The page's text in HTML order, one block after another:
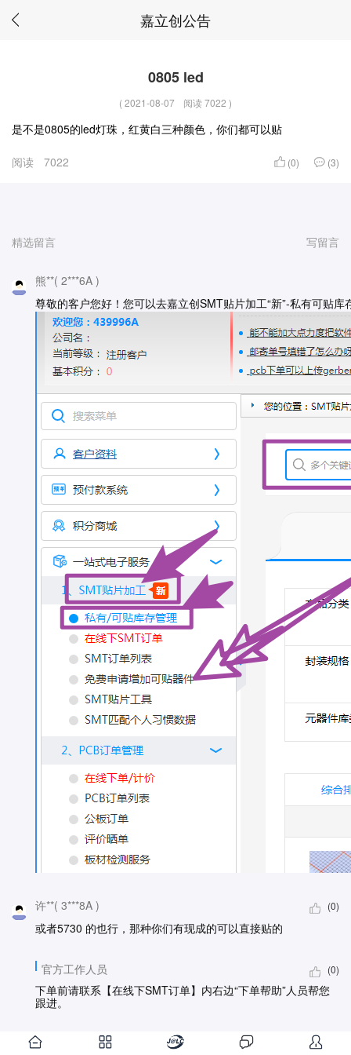
嘉立创公告
0805 led
(2021-08-07 阅读 7022 )
是不是0805的led灯珠，红黄白三种颜色，你们都可以贴
阅读 7022 (0) (3)
精选留言 写留言
熊**( 2***6A )
尊敬的客户您好！您可以去嘉立创SMT贴片加工“新”-私有可贴
许**( 3***8A ) (0)
或者5730 的也行，那种你们有现成的可以直接贴的
官方工作人员 (0)
下单前请联系【在线下SMT订单】内右边“下单帮助”人员帮您
跟进。